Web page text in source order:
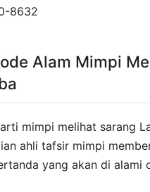
8632
Alam Mimpi
mimpi melihat sarang
ahli tafsir mimpi
yang akan di alami